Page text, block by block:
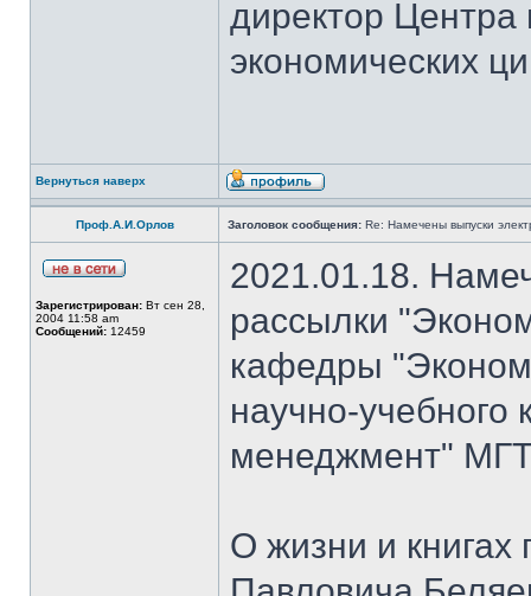
директор
экономических
Вернуться наверх
Проф.А.И.Орлов Заголовок сообщения: Re: Намечены выпуски
Зарегистрирован: Вт сен 28,
2004 11:58 am
Сообщений: 12459
2021.01.18.
рассылки
кафедры
научно-
менеджмент"
О жизни и книгах